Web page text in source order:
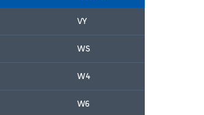
VY
WS
W4
W6